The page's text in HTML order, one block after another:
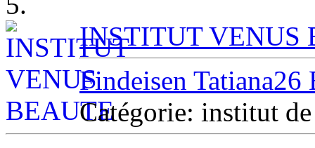
INSTITUT VENUS
Findeisen Tatiana26
Catégorie: institut